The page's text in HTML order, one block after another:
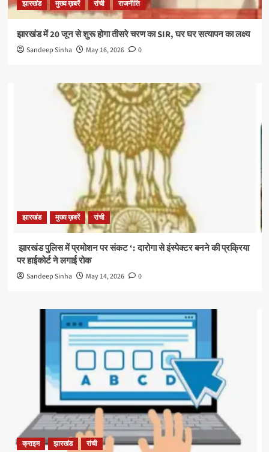
झारखंड मुख्य ख़बरें रांची राजनीति
झारखंड में 20 जून से शुरू होगा तीसरे चरण का SIR, घर घर सत्यापन का लक्ष्य
Sandeep Sinha May 16, 2026 0
झारखंड मुख्य ख़बरें रांची
झारखंड पुलिस में प्रमोशन पर संकट ‘: दारोगा से इंस्पेक्टर बनने की प्रक्रिया
पर हाईकोर्ट ने लगाई रोक
Sandeep Sinha May 14, 2026 0
क्राइम झारखंड रांची